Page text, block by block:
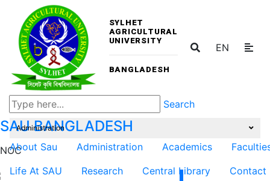
SYLHET
AGRICULTURAL
UNIVERSITY
BANGLADESH
EN
Search
SAUBANGLADESH
About Sau Administration Academics
Life At SAU
Research Central Library Contact
Administration
NOC